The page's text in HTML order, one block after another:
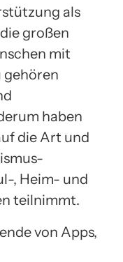
als
großen
mit
gehören
haben
die Art und
, Heim- und
teilnimmt.
von Apps,